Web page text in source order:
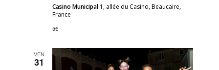
Casino Municipal 1, allée du Casino, Beaucaire,
France
5€
VEN
31